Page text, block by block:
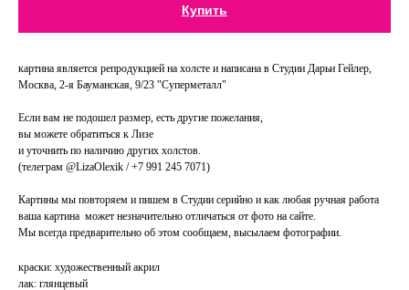
Купить
картина является репродукцией на холсте и написана в Студии Дарьи Гейлер,
Москва, 2-я Бауманская, 9/23 "Суперметалл"
Если вам не подошел размер, есть другие пожелания,
вы можете обратиться к Лизе
и уточнить по наличию других холстов.
(телеграм @LizaOlexik / +7 991 245 7071)
Картины мы повторяем и пишем в Студии серийно и как любая ручная работа
ваша картина может незначительно отличаться от фото на сайте.
Мы всегда предварительно об этом сообщаем, высылаем фотографии.
краски: художественный акрил
лак: глянцевый